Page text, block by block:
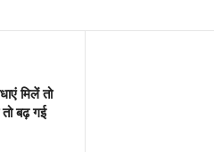
मिलें तो
बढ़ गई